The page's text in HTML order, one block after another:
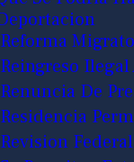
Reforma
Reingreso
Renuncia De
Residencia
Revision